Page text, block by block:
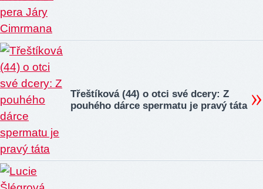
Třeštíková (44) o otci své dcery: Z
pouhého dárce spermatu je pravý táta